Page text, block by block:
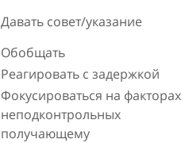
Давать совет/указание
Обобщать
Реагировать с задержкой
Фокусироваться на факторах
неподконтрольных
получающему